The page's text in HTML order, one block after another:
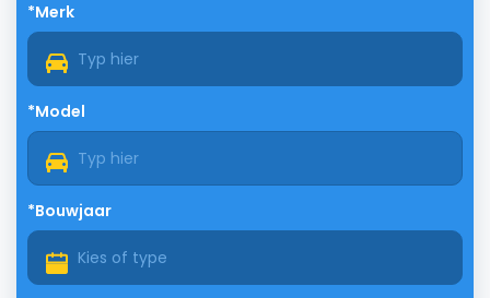
*Merk
*Model
*Bouwjaar